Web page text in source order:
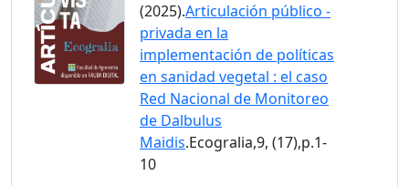
(2025).Articulación público -
privada en la
implementación de políticas
en sanidad vegetal : el caso
Red Nacional de Monitoreo
de Dalbulus
Maidis.Ecogralia,9, (17),p.1-
10